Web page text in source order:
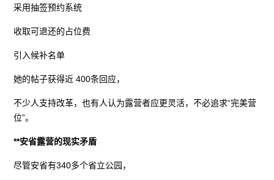
采用抽签预约系统
收取可退还的占位费
引入候补名单
她的帖子获得近 400条回应，
不少人支持改革，也有人认为露营者应更灵活，不必追求“完美营
位”。
**安省露营的现实矛盾
尽管安省有340多个省立公园，